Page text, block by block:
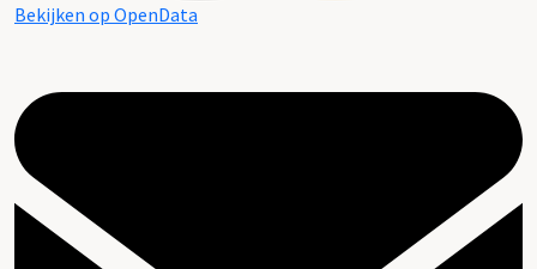
Bekijken op OpenData